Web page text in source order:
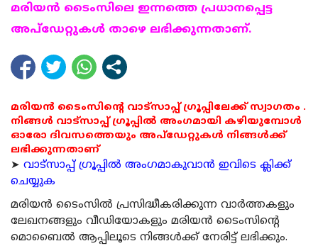
മരിയന്‍ ടൈംസിലെ ഇന്നത്തെ പ്രധാനപ്പെട്ട
അപ്ഡേറ്റുകള്‍ താഴെ ലഭിക്കുന്നതാണ്.
മരിയൻ ടൈംസിന്റെ വാട്സാപ്പ് ഗ്രൂപ്പിലേക്ക് സ്വാഗതം .
നിങ്ങൾ വാട്സാപ്പ് ഗ്രൂപ്പിൽ അംഗമായി കഴിയുമ്പോൾ
ഓരോ ദിവസത്തെയും അപ്ഡേറ്റുകൾ നിങ്ങൾക്ക്
ലഭിക്കുന്നതാണ്
➤ വാട്സാപ്പ് ഗ്രൂപ്പിൽ അംഗമാകുവാൻ ഇവിടെ ക്ലിക്ക്
ചെയ്യുക
മരിയന്‍ ടൈംസില്‍ പ്രസിദ്ധീകരിക്കുന്ന വാര്‍ത്തകളും
ലേഖനങ്ങളും വീഡിയോകളും മരിയന്‍ ടൈംസിന്റെ
മൊബൈല്‍ ആപ്പിലൂടെ നിങ്ങള്‍ക്ക് നേരിട്ട് ലഭിക്കും.